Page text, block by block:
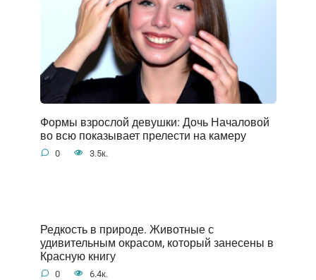
Формы взрослой девушки: Дочь Началовой
во всю показывает прелести на камеру
0 3.5к.
Редкость в природе. Животные с
удивительным окрасом, который занесены в
Красную книгу
0 6.4к.